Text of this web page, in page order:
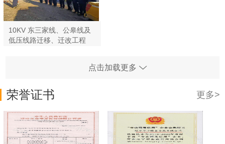
10KV 东三家线、公皋线及
低压线路迁移、迁改工程
点击加载更多
荣誉证书 更多>